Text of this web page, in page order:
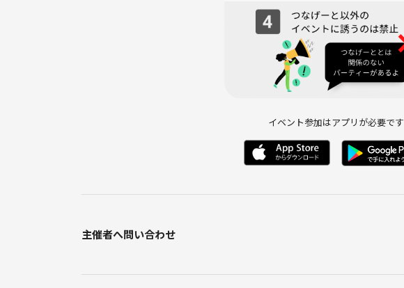
イベント参加はアプリが必要です
主催者へ問い合わせ